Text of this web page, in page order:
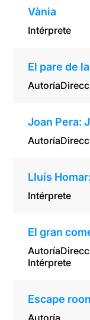
Vània
Intérprete
El pare de
Autoría
Joan Pera:
Autoría
Lluís
Intérprete
El gran
Autoría
Intérprete
Escape